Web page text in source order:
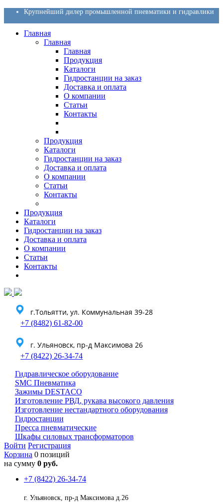
Крупнейший дилер промышленной пневматики и гидравлики
Главная
Главная
Главная
Продукция
Каталоги
Гидростанции на заказ
Доставка и оплата
О компании
Статьи
Контакты
Продукция
Каталоги
Гидростанции на заказ
Доставка и оплата
О компании
Статьи
Контакты
Продукция
Каталоги
Гидростанции на заказ
Доставка и оплата
О компании
Статьи
Контакты
г.Тольятти, ул. Коммунальная 39-28
+7 (8482) 61-82-00
г. Ульяновск, пр-д Максимова 26
+7 (8422) 26-34-74
Гидравлическое оборудование
SMC Пневматика
Зажимы DESTACO
Изготовление РВД, рукава высокого давления
Изготовление нестандартного оборудования
Гидростанции
Пресса пневматические
Шкафы силовых трансформаторов
Войти Регистрация
Корзина 0 позиций
на сумму 0 руб.
+7 (8422) 26-34-74
г. Ульяновск, пр-д Максимова д.26